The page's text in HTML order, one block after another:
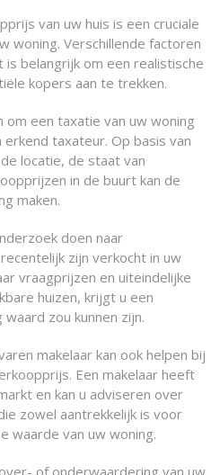
van uw huis is een cruciale
woning. Verschillende factoren
belangrijk om een realistische
kopers aan te trekken.
een taxatie van uw woning
taxateur. Op basis van
locatie, de staat van
in de buurt kan de
maken.
doen naar
zijn verkocht in uw
vraagprijzen en uiteindelijke
huizen, krijgt u een
zou kunnen zijn.
makelaar kan ook helpen bij
Een makelaar heeft
en kan u adviseren over
zowel aantrekkelijk is voor
waarde van uw woning.
of onderwaardering van uw